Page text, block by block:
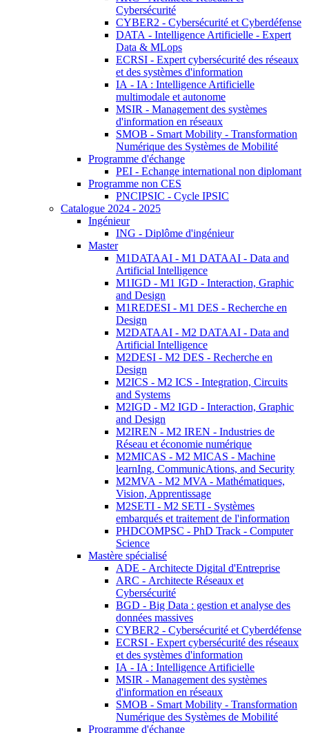
Cybersécurité
CYBER2 - Cybersécurité et Cyberdéfense
DATA - Intelligence Artificielle - Expert
Data & MLops
ECRSI - Expert cybersécurité des réseaux
et des systèmes d'information
IA - IA : Intelligence Artificielle
multimodale et autonome
MSIR - Management des systèmes
d'information en réseaux
SMOB - Smart Mobility - Transformation
Numérique des Systèmes de Mobilité
Programme d'échange
PEI - Echange international non diplomant
Programme non CES
PNCIPSIC - Cycle IPSIC
Catalogue 2024 - 2025
Ingénieur
ING - Diplôme d'ingénieur
Master
M1DATAAI - M1 DATAAI - Data and
Artificial Intelligence
M1IGD - M1 IGD - Interaction, Graphic
and Design
M1REDESI - M1 DES - Recherche en
Design
M2DATAAI - M2 DATAAI - Data and
Artificial Intelligence
M2DESI - M2 DES - Recherche en
Design
M2ICS - M2 ICS - Integration, Circuits
and Systems
M2IGD - M2 IGD - Interaction, Graphic
and Design
M2IREN - M2 IREN - Industries de
Réseau et économie numérique
M2MICAS - M2 MICAS - Machine
learnIng, CommunicAtions, and Security
M2MVA - M2 MVA - Mathématiques,
Vision, Apprentissage
M2SETI - M2 SETI - Systèmes
embarqués et traitement de l'information
PHDCOMPSC - PhD Track - Computer
Science
Mastère spécialisé
ADE - Architecte Digital d'Entreprise
ARC - Architecte Réseaux et
Cybersécurité
BGD - Big Data : gestion et analyse des
données massives
CYBER2 - Cybersécurité et Cyberdéfense
ECRSI - Expert cybersécurité des réseaux
et des systèmes d'information
IA - IA : Intelligence Artificielle
MSIR - Management des systèmes
d'information en réseaux
SMOB - Smart Mobility - Transformation
Numérique des Systèmes de Mobilité
Programme d'échange